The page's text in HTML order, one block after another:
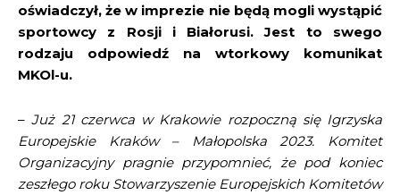
oświadczył, że w imprezie nie będą mogli wystąpić
sportowcy z Rosji i Białorusi. Jest to swego
rodzaju odpowiedź na wtorkowy komunikat
MKOl-u.
–Już 21 czerwca w Krakowie rozpoczną się Igrzyska
Europejskie Kraków – Małopolska 2023. Komitet
Organizacyjny pragnie przypomnieć, że pod koniec
zeszłego roku Stowarzyszenie Europejskich Komitetów